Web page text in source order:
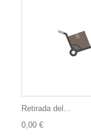
Retirada del...
0,00 €